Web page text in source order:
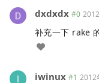
dxdxdx #0
补充一下 rake
iwinux #1 2012